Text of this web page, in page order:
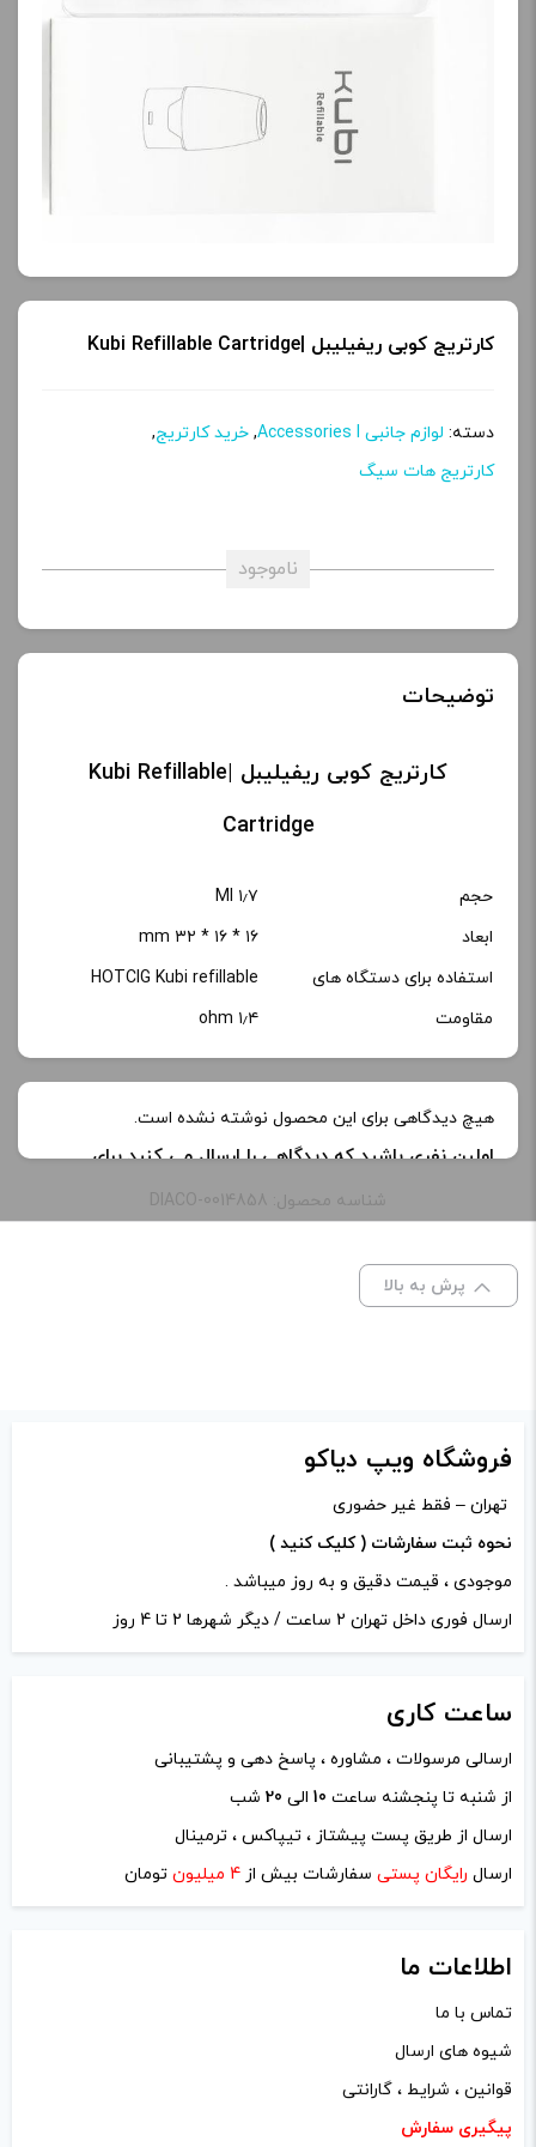
کارتریج کوبی ریفیلیبل |Kubi Refillable Cartridge
دسته: لوازم جانبی Accessories l , خرید کارتریج,
کارتریج هات سیگ
ناموجود
توضیحات
کارتریج کوبی ریفیلیبل |Kubi Refillable
Cartridge
حجم
۱٫۷ Ml
ابعاد
۱۶ * ۱۶ * ۳۲ mm
استفاده برای دستگاه های
HOTCIG Kubi refillable
مقاومت
۱٫۴ ohm
هیچ دیدگاهی برای این محصول نوشته نشده است.
اولین نفری باشید که دیدگاهی را ارسال می کنید برای
“کارتریج کوبی ریفیلیبل |Kubi Refillable Cartridge”
علامت‌گذاری شده‌اند
نام*
ایمیل*
ذخیره نام، ایمیل و وبسایت من در مرورگر برای زمانی که دوباره
دیدگاهی می‌نویسم.
لازم است محتوای ارسالی منطبق برعرف و شئونات جامعه و با
شناسه محصول: DIACO-0014858
پرش به بالا
فروشگاه ویپ دیاکو
تهران – فقط غیر حضوری
نحوه ثبت سفارشات ( کلیک کنید )
موجودی ، قیمت دقیق و به روز میباشد .
ارسال فوری داخل تهران 2 ساعت / دیگر شهرها 2 تا 4 روز
ساعت کاری
ارسالی مرسولات ، مشاوره ، پاسخ دهی و پشتیبانی
از شنبه تا پنجشنه ساعت 10 الی 20 شب
ارسال از طریق پست پیشتاز ، تیپاکس ، ترمینال
ارسال رایگان پستی سفارشات بیش از 4 میلیون تومان
اطلاعات ما
تماس با ما
شیوه های ارسال
قوانین ، شرایط ، گارانتی
پیگیری سفارش